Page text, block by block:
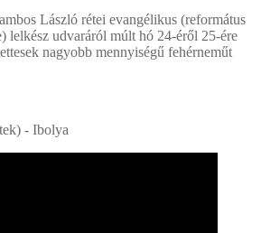
László rétei evangélikus (református
lelkész udvaráról múlt hó 24-éről 25-ére
nagyobb mennyiségű fehérneműt
- Ibolya